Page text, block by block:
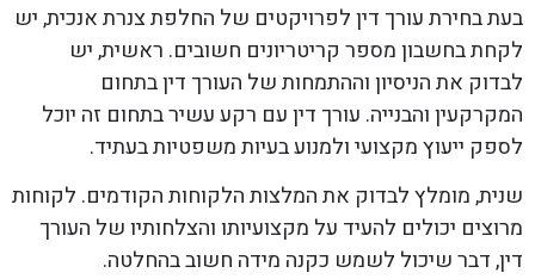
בעת בחירת עורך דין לפרויקטים של החלפת צנרת אנכית, יש
לקחת בחשבון מספר קריטריונים חשובים. ראשית, יש
לבדוק את הניסיון וההתמחות של העורך דין בתחום
המקרקעין והבנייה. עורך דין עם רקע עשיר בתחום זה יוכל
לספק ייעוץ מקצועי ולמנוע בעיות משפטיות בעתיד.
שנית, מומלץ לבדוק את המלצות הלקוחות הקודמים. לקוחות
מרוצים יכולים להעיד על מקצועיותו והצלחותיו של העורך
דין, דבר שיכול לשמש כקנה מידה חשוב בהחלטה.